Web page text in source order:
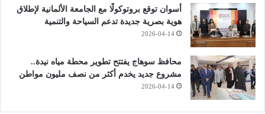
أسوان توقع بروتوكولًا مع الجامعة الألمانية لإطلاق
هوية بصرية جديدة تدعم السياحة والتنمية
2026-04-14
محافظ سوهاج يفتتح تطوير محطة مياه نيدة..
مشروع جديد يخدم أكثر من نصف مليون مواطن
2026-04-14